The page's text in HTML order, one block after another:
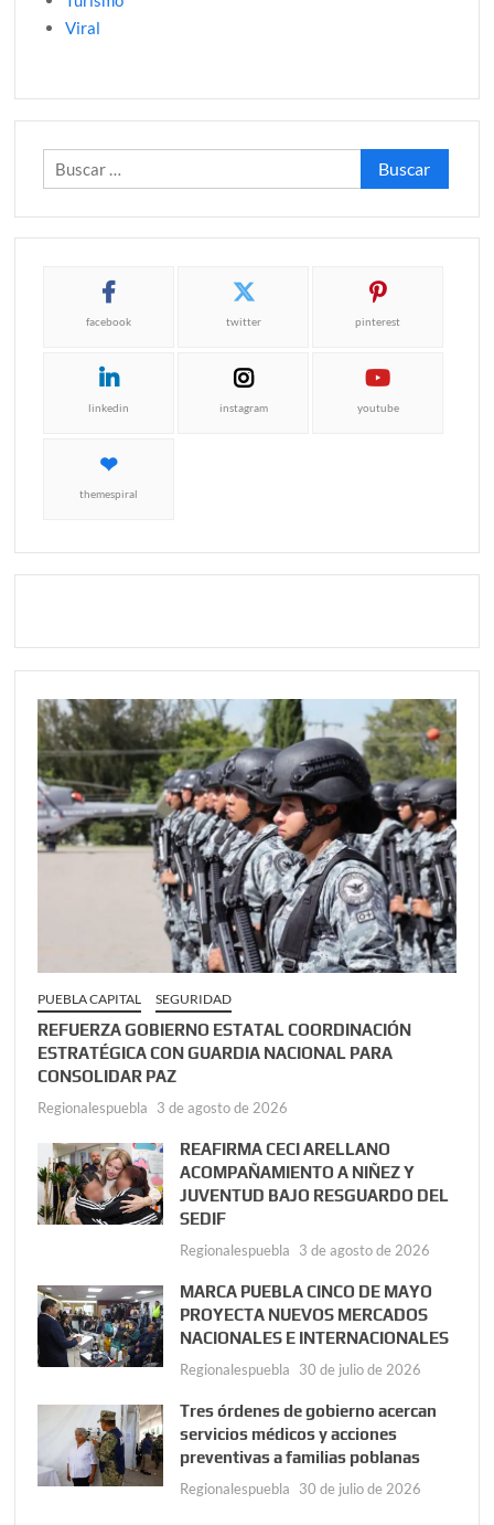
Viral
Buscar:
facebook twitter pinterest
linkedin instagram youtube
themespiral
PUEBLA CAPITAL SEGURIDAD
REFUERZA GOBIERNO ESTATAL COORDINACIÓN
ESTRATÉGICA CON GUARDIA NACIONAL PARA
CONSOLIDAR PAZ
Regionalespuebla 3 de agosto de 2026
REAFIRMA CECI ARELLANO
ACOMPAÑAMIENTO A NIÑEZ Y
JUVENTUD BAJO RESGUARDO DEL
SEDIF
Regionalespuebla 3 de agosto de 2026
MARCA PUEBLA CINCO DE MAYO
PROYECTA NUEVOS MERCADOS
NACIONALES E INTERNACIONALES
Regionalespuebla 30 de julio de 2026
Tres órdenes de gobierno acercan
servicios médicos y acciones
preventivas a familias poblanas
Regionalespuebla 30 de julio de 2026